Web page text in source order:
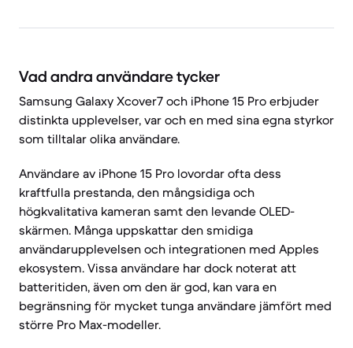
Vad andra användare tycker
Samsung Galaxy Xcover7 och iPhone 15 Pro erbjuder
distinkta upplevelser, var och en med sina egna styrkor
som tilltalar olika användare.
Användare av iPhone 15 Pro lovordar ofta dess
kraftfulla prestanda, den mångsidiga och
högkvalitativa kameran samt den levande OLED-
skärmen. Många uppskattar den smidiga
användarupplevelsen och integrationen med Apples
ekosystem. Vissa användare har dock noterat att
batteritiden, även om den är god, kan vara en
begränsning för mycket tunga användare jämfört med
större Pro Max-modeller.